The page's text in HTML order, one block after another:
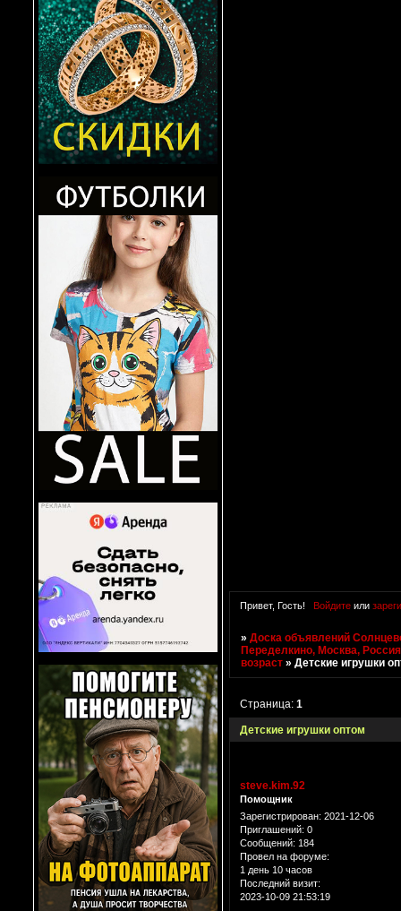
Привет, Гость! Войдитеили
»Доска объявлений
Переделкино, Москва, Россия
возраст »Детские игрушки
Детские игрушки оптом
Страница:1
steve.kim.92
Помощник
Зарегистрирован: 2021-12-06
Приглашений: 0
Сообщений: 184
Провел на форуме:
1 день 10 часов
Последний визит:
2023-10-09 21:53:19